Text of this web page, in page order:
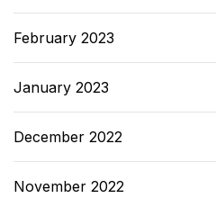
February 2023
January 2023
December 2022
November 2022